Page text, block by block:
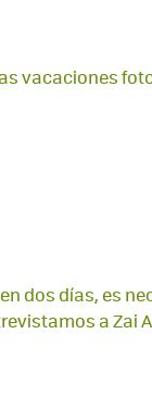
vacaciones
dos días, es
a Zai